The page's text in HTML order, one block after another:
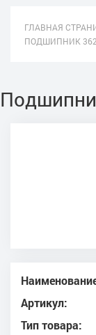
ГЛАВНАЯ
ПОДШИПНИК
Артикул:
Тип товара: